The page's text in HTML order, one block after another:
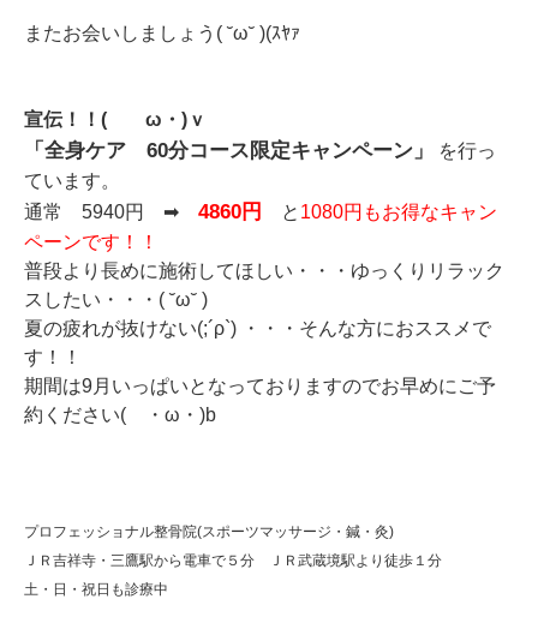
またお会いしましょう( ˘ω˘ )(ｽﾔｧ
宣伝！！( ゝω・)ｖ
「全身ケア 60分コース限定キャンペーン」
を行っ
ています。
通常 5940円 ➡ 4860円 と 1080円もお得なキャン
ペーンです！！
普段より長めに施術してほしい・・・ゆっくりリラック
スしたい・・・( ˘ω˘ )
夏の疲れが抜けない(;´ρ`) ・・・そんな方におススメで
す！！
期間は9月いっぱいとなっておりますのでお早めにご予
約ください( ・ω・)b
プロフェッショナル整骨院(スポーツマッサージ・鍼・灸)
ＪＲ吉祥寺・三鷹駅から電車で５分 ＪＲ武蔵境駅より徒歩１分
土・日・祝日も診療中